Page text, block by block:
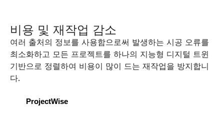
비용 및 재작업 감소
여러 출처의 정보를 사용함으로써 발생하는 시공 오류를
최소화하고 모든 프로젝트를 하나의 지능형 디지털 트윈
기반으로 정렬하여 비용이 많이 드는 재작업을 방지합니
다.
ProjectWise